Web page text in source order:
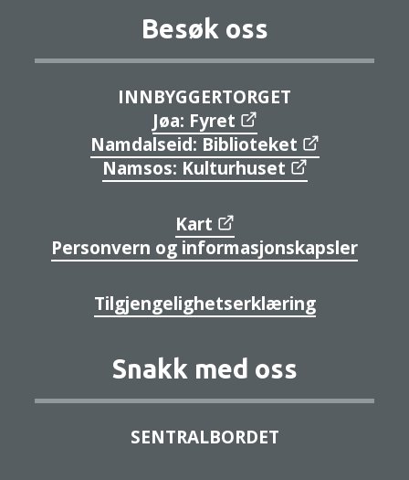
Besøk oss
INNBYGGERTORGET
Jøa: Fyret
Namdalseid: Biblioteket
Namsos: Kulturhuset
Kart
Personvern og informasjonskapsler
Tilgjengelighetserklæring
Snakk med oss
SENTRALBORDET